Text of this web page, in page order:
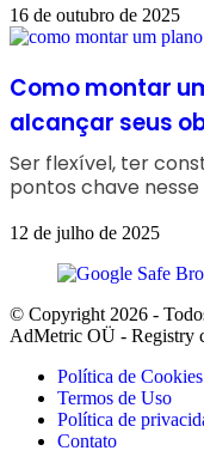
16 de outubro de 2025
Como montar
alcançar seus
Ser flexível, ter
pontos chave
12 de julho de 2025
© Copyright 2026 -
AdMetric OÜ - Registry
Política de Cookies
Termos de Uso
Política de
Contato